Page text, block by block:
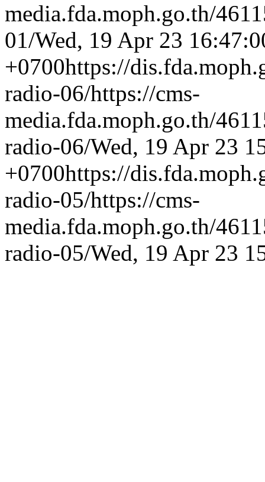
media.fda.moph.go.th/
01/Wed, 19 Apr 23
+0700https://
radio-06/https://cms-
media.fda.moph.go.th/
radio-06/Wed, 19 Apr 23
+0700https://
radio-05/https://cms-
media.fda.moph.go.th/
radio-05/Wed, 19 Apr 23